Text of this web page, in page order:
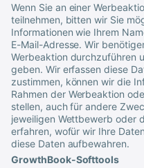
Wenn Sie an einer
teilnehmen, bitten wir Sie
Informationen wie Ihrem
E-Mail-Adresse. Wir
Werbeaktion durchzuführen
geben. Wir erfassen diese
zustimmen, können wir die
Rahmen der Werbeaktion
stellen, auch für andere
jeweiligen Wettbewerb oder
erfahren, wofür wir Ihre
diese Daten aufbewahren.
GrowthBook-Softtools